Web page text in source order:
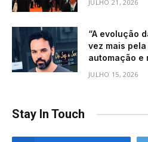
JULHO 21, 2026
“A evolução
vez mais
automação e
JULHO 15, 2026
Stay In Touch